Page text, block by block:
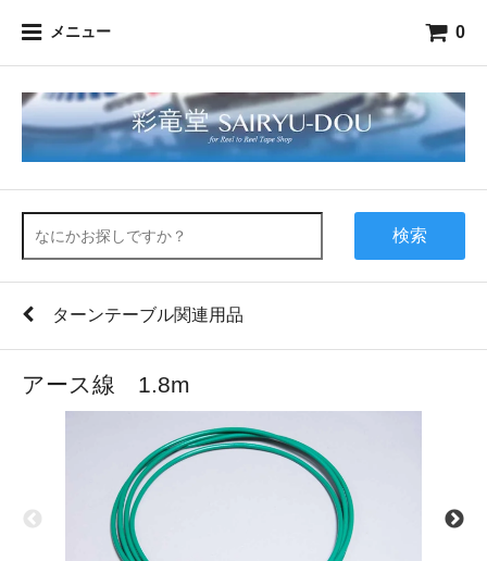
メニュー 0
検索
ターンテーブル関連用品
アース線 1.8m